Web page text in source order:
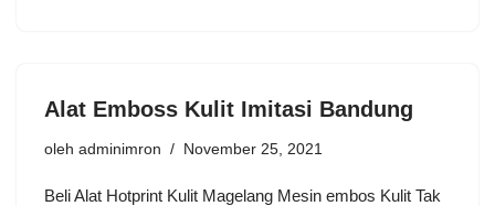
Alat Emboss Kulit Imitasi Bandung
oleh adminimron November 25, 2021
Beli Alat Hotprint Kulit Magelang Mesin embos Kulit Tak